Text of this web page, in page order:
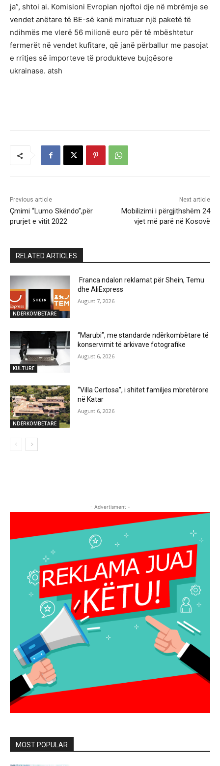
ja”, shtoi ai. Komisioni Evropian njoftoi dje në mbrëmje se
vendet anëtare të BE-së kanë miratuar një paketë të
ndihmës me vlerë 56 milionë euro për të mbështetur
fermerët në vendet kufitare, që janë përballur me pasojat
e rritjes së importeve të produkteve bujqësore
ukrainase. atsh
Previous article
Çmimi “Lumo Skëndo”,për
prurjet e vitit 2022
Next article
​Mobilizimi i përgjithshëm 24
vjet më parë në Kosovë
RELATED ARTICLES
NDERKOMBETARE
Franca ndalon reklamat për Shein, Temu
dhe AliExpress
August 7, 2026
KULTURE
“Marubi”, me standarde ndërkombëtare të
konservimit të arkivave fotografike
August 6, 2026
NDERKOMBETARE
“Villa Certosa”, i shitet familjes mbretërore
në Katar
August 6, 2026
- Advertisment -
MOST POPULAR